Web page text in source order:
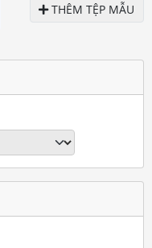
THÊM TỆP MẪU